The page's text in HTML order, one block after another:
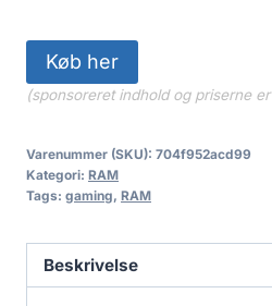
Køb her
(sponsoreret indhold og priserne
Varenummer (SKU): 704f952acd99
Kategori: RAM
Tags: gaming, RAM
Beskrivelse